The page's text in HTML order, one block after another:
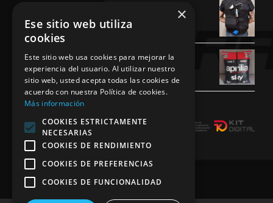
Cojin Personalizado Aprilia Racing
45,00€
×
Ese sitio web utiliza
cookies
Este sitio web usa cookies para mejorar la
experiencia del usuario. Al utilizar nuestro
sitio web, usted acepta todas las cookies de
acuerdo con nuestra Política de cookies.
Más información
COOKIES ESTRICTAMENTE
NECESARIAS
COOKIES DE RENDIMIENTO
COOKIES DE PREFERENCIAS
COOKIES DE FUNCIONALIDAD